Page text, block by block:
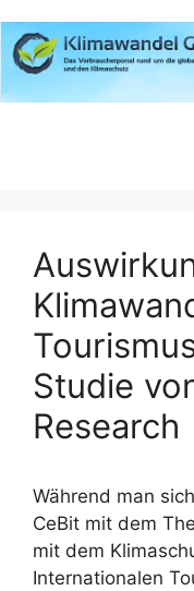
Inhalt
springen
Studie
Research
Während man
CeBit mit dem
mit dem
Internationalen